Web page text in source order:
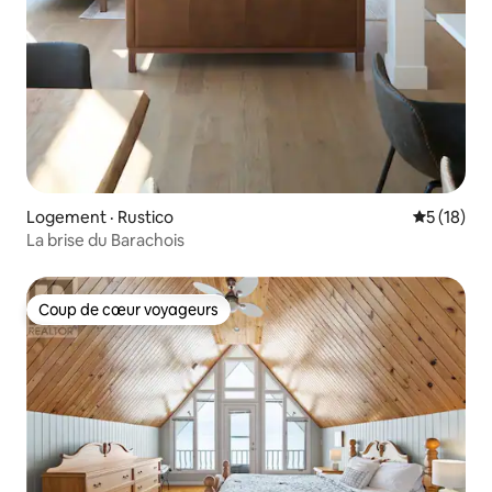
Logement · Rustico Note
5 (18)
La brise du Barachois
Coup de cœur voyageurs
Coup de cœur voyageurs